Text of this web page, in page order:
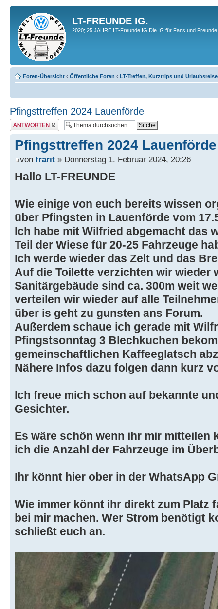
LT-FREUNDE IG.
2020; 25 JAHRE LT-Freunde IG.Die IG für Fans und
Foren-Übersicht ‹ Öffentliche Foren ‹ LT-Treffen, Kurztrips und
Pfingsttreffen 2024 Lauenförde
Antwort erstellen
Pfingsttreffen 2024 Lauenförde
von frarit » Donnerstag 1. Februar 2024, 20:26
Hallo LT-FREUNDE
Wie einige von euch bereits wissen
über Pfingsten in Lauenförde vom
Ich habe mit Wilfried abgemacht das
Teil der Wiese für 20-25 Fahrzeuge
Ich werde wieder das Zelt und das
Auf die Toilette verzichten wir wieder
Sanitärgebäude sind ca. 300m weit
verteilen wir wieder auf alle
über is geht zu gunsten ans Forum.
Außerdem schaue ich gerade mit
Pfingstsonntag 3 Blechkuchen
gemeinschaftlichen Kaffeeglatsch
Nähere Infos dazu folgen dann kurz
Ich freue mich schon auf bekannte
Gesichter.
Es wäre schön wenn ihr mir mitteilen
ich die Anzahl der Fahrzeuge im
Ihr könnt hier ober in der WhatsApp
Wie immer könnt ihr direkt zum Platz
bei mir machen. Wer Strom benötigt
schließt euch an.